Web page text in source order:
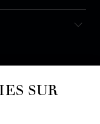
SUR